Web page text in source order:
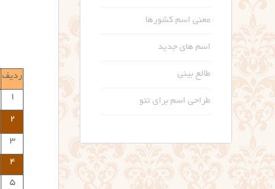
ردیف
۱
۲
۳
۴
۵
معنی اسم کشورها
اسم های جدید
طالع بینی
طراحی اسم برای تتو